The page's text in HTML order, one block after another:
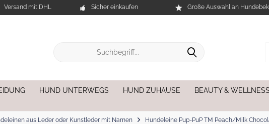
Versand mit DHL Sicher einkaufen Große Auswahl an
HUND UNTERWEGS HUND ZUHAUSE BEAUTY & WELLNESS
aus Leder oder Kunstleder mit Namen Hundeleine Pup-PuP TM Peach/Milk